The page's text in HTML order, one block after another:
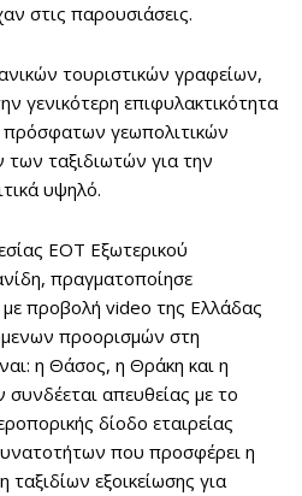
στις παρουσιάσεις.
τουριστικών γραφείων,
γενικότερη επιφυλακτικότητα
πρόσφατων γεωπολιτικών
των ταξιδιωτών για την
υψηλό.
ΕΟΤ Εξωτερικού
πραγματοποίησε
προβολή video της Ελλάδας
προορισμών στη
η Θάσος, η Θράκη και η
απευθείας με το
δίοδο εταιρείας
που προσφέρει η
εξοικείωσης για